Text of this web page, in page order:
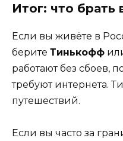
Итог: что брать
Если вы живёте в
берите Тинькофф
работают без сбоев,
требуют интернета.
путешествий.
Если вы часто за